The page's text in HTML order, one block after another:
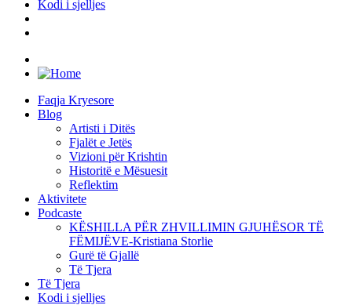
Kodi i sjelljes
Faqja Kryesore
Blog
Artisti i Ditës
Fjalët e Jetës
Vizioni për Krishtin
Historitë e Mësuesit
Reflektim
Aktivitete
Podcaste
KËSHILLA PËR ZHVILLIMIN GJUHËSOR TË
FËMIJËVE-Kristiana Storlie
Gurë të Gjallë
Të Tjera
Të Tjera
Kodi i sjelljes